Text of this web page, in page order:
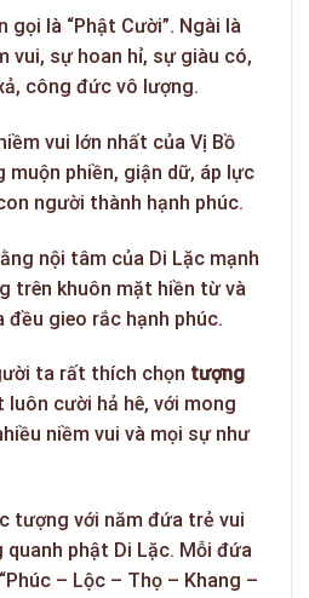
gọi là “Phật Cười”. Ngài là
vui, sự hoan hỉ, sự giàu có,
công đức vô lượng.
vui lớn nhất của Vị Bồ
muộn phiền, giận dữ, áp lực
người thành hạnh phúc.
nội tâm của Di Lặc mạnh
trên khuôn mặt hiền từ và
đều gieo rắc hạnh phúc.
ta rất thích chọn tượng
luôn cười hả hê, với mong
niềm vui và mọi sự như
tượng với năm đứa trẻ vui
quanh phật Di Lặc. Mỗi đứa
– Lộc – Thọ – Khang –